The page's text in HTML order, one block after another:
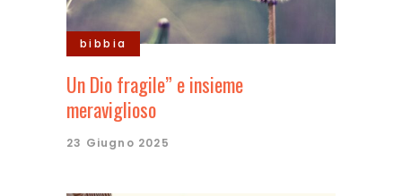
bibbia
Un Dio fragile” e insieme
meraviglioso
23 Giugno 2025